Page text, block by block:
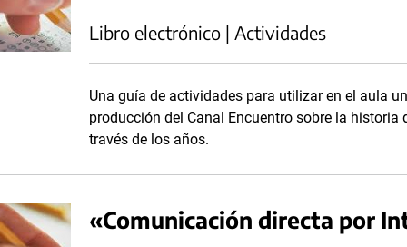
Libro electrónico | Actividades
Una guía de actividades para utilizar en el aula
producción del Canal Encuentro sobre la
través de los años.
«Comunicación directa por